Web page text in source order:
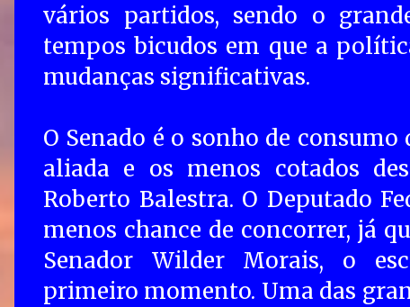
vários partidos, sendo o
tempos bicudos em que a
mudanças significativas.
O Senado é o sonho de
aliada e os menos cotados
Roberto Balestra. O Deputado
menos chance de concorrer, já
Senador Wilder Morais, o
primeiro momento. Uma das